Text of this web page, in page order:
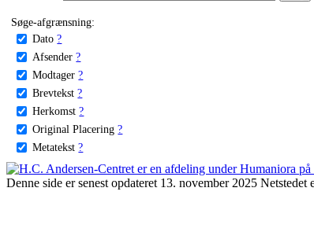
Søge-afgrænsning:
Dato ?
Afsender ?
Modtager ?
Brevtekst ?
Herkomst ?
Original Placering ?
Metatekst ?
Denne side er senest opdateret 13. november 2025 Netstedet